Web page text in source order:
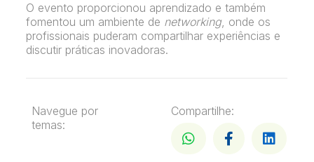
O evento proporcionou aprendizado e também
fomentou um ambiente de networking, onde os
profissionais puderam compartilhar experiências e
discutir práticas inovadoras.
Navegue por
temas:
Compartilhe: